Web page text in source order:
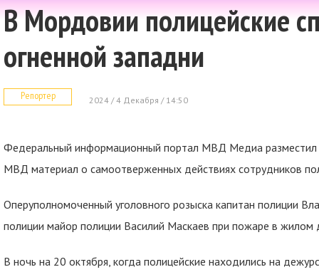
В Мордовии полицейские
огненной западни
Репортер 2024 / 4 Декабря / 14:50
Федеральный информационный портал МВД Медиа разместил
МВД материал о самоотверженных действиях сотрудников
Оперуполномоченный уголовного розыска капитан полиции
полиции майор полиции Василий Маскаев при пожаре в жилом
В ночь на 20 октября, когда полицейские находились на